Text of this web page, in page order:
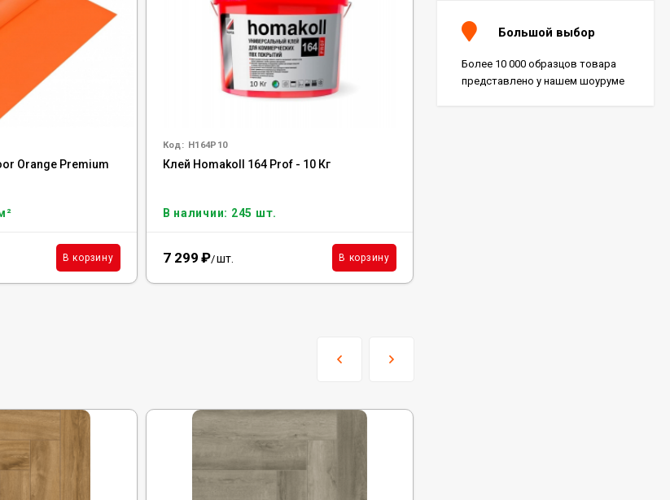
Orange Premium
В корзину
Код: H164P10
Клей Homakoll 164 Prof - 10 Кг
В наличии: 245 шт.
7 299 ₽/шт. В корзину
Большой выбор
Более 10 000 образцов товара
представлено у нашем шоуруме